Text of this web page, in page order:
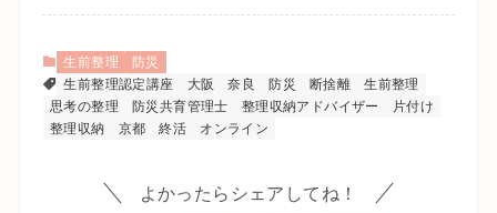
生前整理
防災
生前整理認定講座
大阪 奈良 防災 断捨離
生前整理
思考の整理
防災共育管理士 整理収納アドバイザー
片付け
整理収納
京都 終活 オンライン
よかったらシェアしてね！